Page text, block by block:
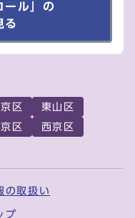
ール」の
る
区
東山区
区
西京区
の取扱い
プ